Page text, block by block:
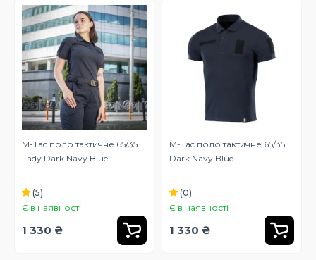
M-Tac поло тактичне 65/35
Lady Dark Navy Blue
(5)
Є в наявності
1 330 ₴
M-Tac поло тактичне 65/35
Dark Navy Blue
(0)
Є в наявності
1 330 ₴